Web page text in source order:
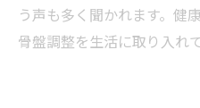
う声も多く聞かれます。健
骨盤調整を生活に取り入れ